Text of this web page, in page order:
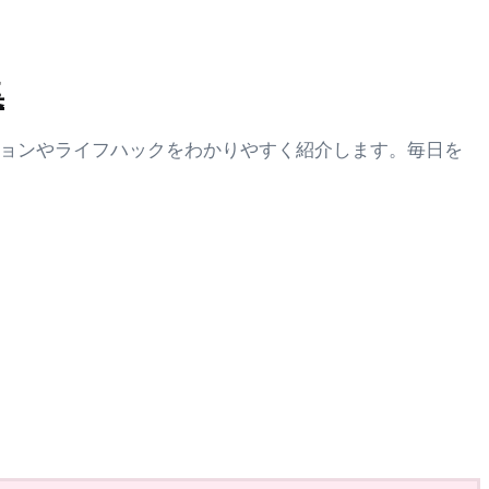
ンやライフハックをわかりやすく紹介します。毎日を